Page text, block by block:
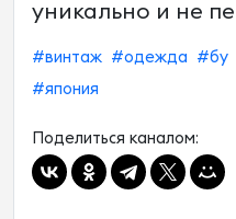
уникально и не
#винтаж #одежда #бу
#япония
Поделиться каналом: